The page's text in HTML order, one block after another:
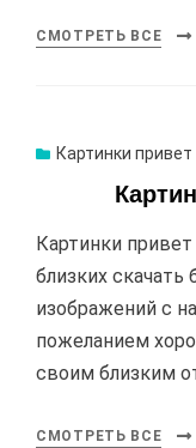
СМОТРЕТЬ ВСЕ
Картинки привет
Картинки
близких
изображений с
пожеланием
своим близким
СМОТРЕТЬ ВСЕ